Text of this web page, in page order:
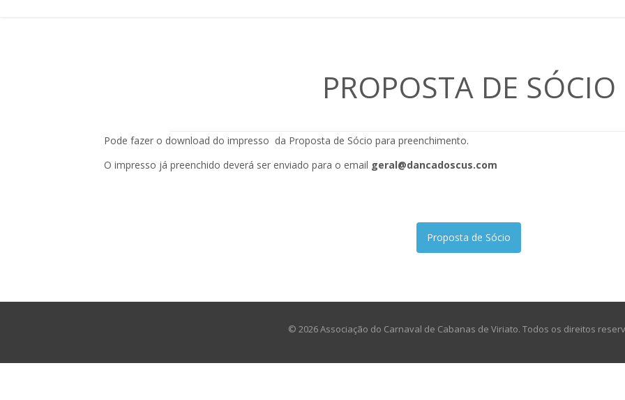
PROPOSTA DE SÓCIO
Pode fazer o download do impresso da Proposta de Sócio para preenchimento.
O impresso já preenchido deverá ser enviado para o email geral@dancadoscus.com
Proposta de Sócio
© 2026Associação do Carnaval de Cabanas de Viriato. Todos os direitos